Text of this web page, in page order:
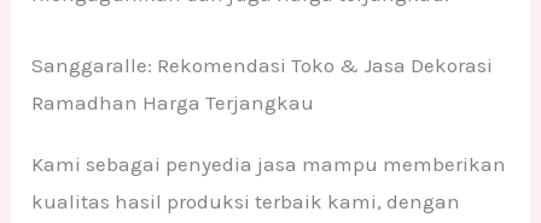
Sanggaralle: Rekomendasi Toko & Jasa Dekorasi
Ramadhan Harga Terjangkau
Kami sebagai penyedia jasa mampu memberikan
kualitas hasil produksi terbaik kami, dengan